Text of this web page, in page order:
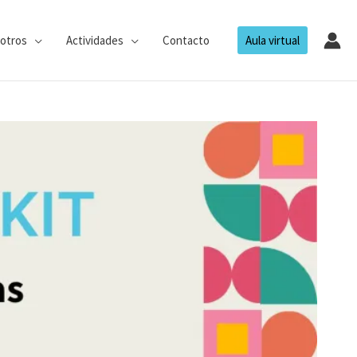
Actividades Contacto Aula virtual